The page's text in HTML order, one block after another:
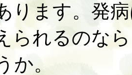
ります。発
られるのな
か。